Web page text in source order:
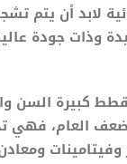
لابد أن يتم
وذات جودة
كبيرة السن
العام، فهي